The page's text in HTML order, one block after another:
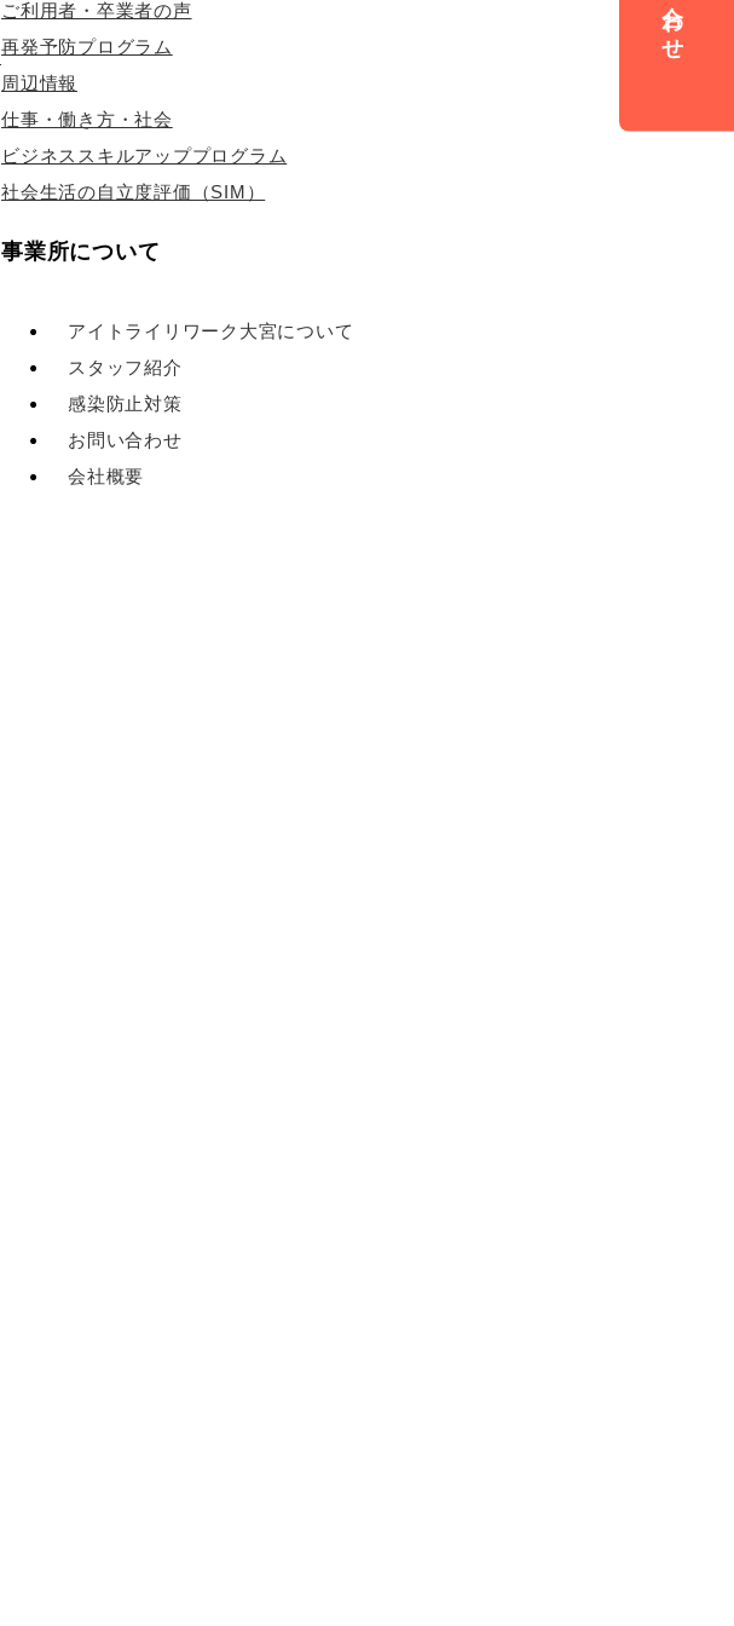
ご利用者・卒業者の声
再発予防プログラム
周辺情報
仕事・働き方・社会
ビジネススキルアッププログラム
社会生活の自立度評価（SIM）
事業所について
アイトライリワーク大宮について
スタッフ紹介
感染防止対策
お問い合わせ
会社概要